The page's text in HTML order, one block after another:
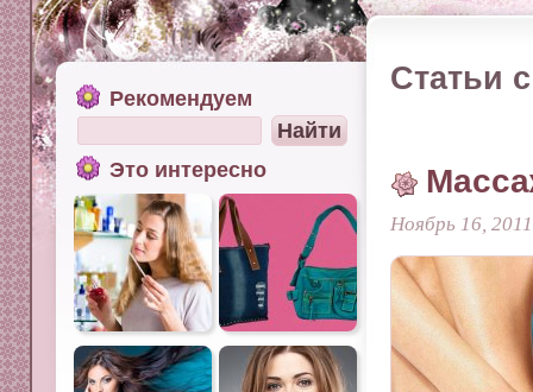
Статьи
Ноябрь 16, 2011
Рекомендуем
Это интересно